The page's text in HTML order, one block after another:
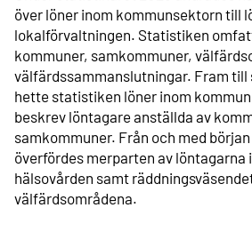
över löner inom kommunsektorn till
lokalförvaltningen. Statistiken
kommuner, samkommuner,
välfärdssammanslutningar. Fram
hette statistiken löner inom
beskrev löntagare anställda av
samkommuner. Från och med
överfördes merparten av löntagarna
hälsovården samt
välfärdsområdena.